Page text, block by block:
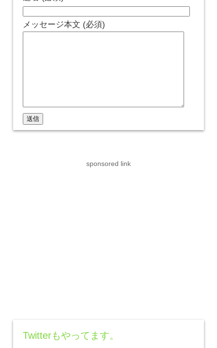
メッセージ本文 (必須)
sponsored link
Twitterもやってます。